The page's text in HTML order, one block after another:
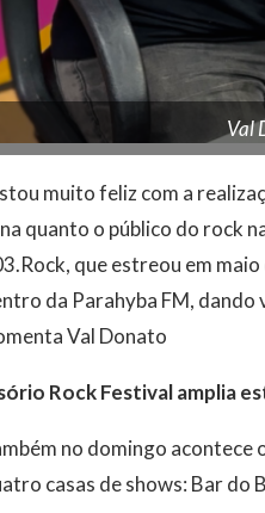
Val
muito feliz com a
quanto o público do rock
que estreou em
da Parahyba FM, dando
Val Donato
Rock Festival amplia
no domingo acontece
casas de shows: Bar do